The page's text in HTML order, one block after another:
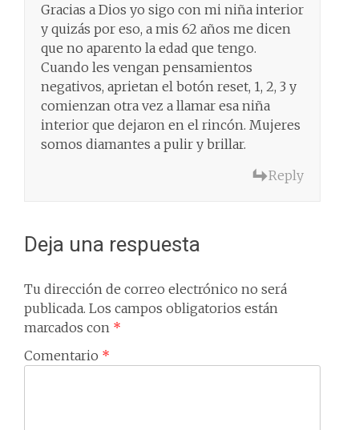
Gracias a Dios yo sigo con mi niña interior
y quizás por eso, a mis 62 años me dicen
que no aparento la edad que tengo.
Cuando les vengan pensamientos
negativos, aprietan el botón reset, 1, 2, 3 y
comienzan otra vez a llamar esa niña
interior que dejaron en el rincón. Mujeres
somos diamantes a pulir y brillar.
Reply
Deja una respuesta
Tu dirección de correo electrónico no será
publicada. Los campos obligatorios están
marcados con *
Comentario *